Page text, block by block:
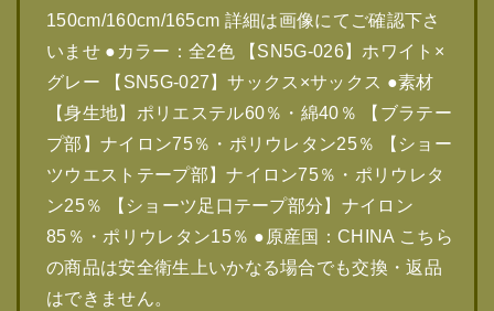
150cm/160cm/165cm 詳細は画像にてご確認下さ
いませ ●カラー：全2色 【SN5G-026】ホワイト×
グレー 【SN5G-027】サックス×サックス ●素材
【身生地】ポリエステル60％・綿40％ 【ブラテー
プ部】ナイロン75％・ポリウレタン25％ 【ショー
ツウエストテープ部】ナイロン75％・ポリウレタ
ン25％ 【ショーツ足口テープ部分】ナイロン
85％・ポリウレタン15％ ●原産国：CHINA こちら
の商品は安全衛生上いかなる場合でも交換・返品
はできません。